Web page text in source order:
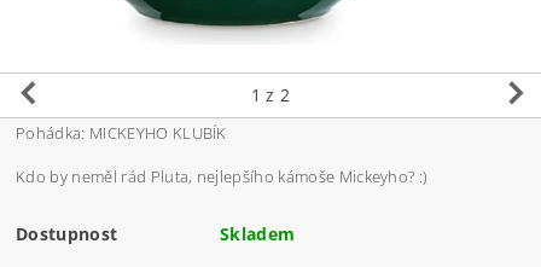
1 z 2
Pohádka: MICKEYHO KLUBÍK
Kdo by neměl rád Pluta, nejlepšího kámoše Mickeyho? :)
Dostupnost Skladem